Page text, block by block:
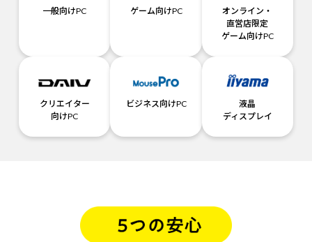
一般向けPC ゲーム向けPC
オンライン・
直営店限定
ゲーム向けPC
クリエイター
向けPC
ビジネス向けPC
液晶
ディスプレイ